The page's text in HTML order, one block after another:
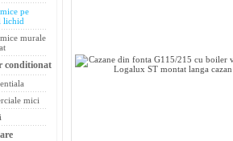
pe
lichid
murale
conditionat
mici